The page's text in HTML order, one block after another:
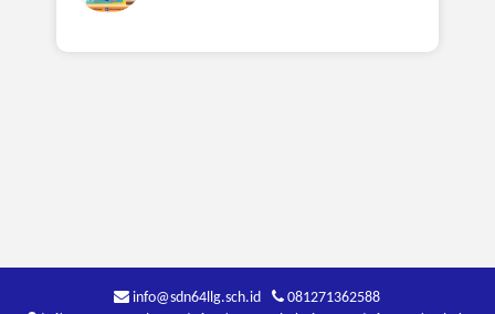
info@sdn64llg.sch.id
081271362588